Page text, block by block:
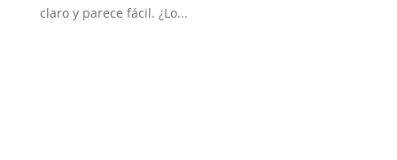
claro y parece fácil. ¿Lo...